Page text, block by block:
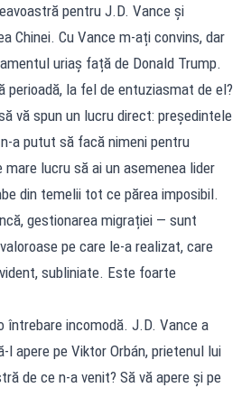
pentru J.D. Vance și
Chinei. Cu Vance m-ați convins, dar
uriaș față de Donald Trump.
perioadă, la fel de entuziasmat de el?
vă spun un lucru direct: președintele
a putut să facă nimeni pentru
mare lucru să ai un asemenea lider
din temelii tot ce părea imposibil.
gestionarea migrației — sunt
pe care le-a realizat, care
subliniate. Este foarte
întrebare incomodă. J.D. Vance a
apere pe Viktor Orbán, prietenul lui
de ce n-a venit? Să vă apere și pe